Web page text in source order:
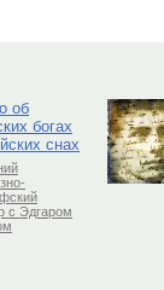
об
богах
снах
с Эдгаром